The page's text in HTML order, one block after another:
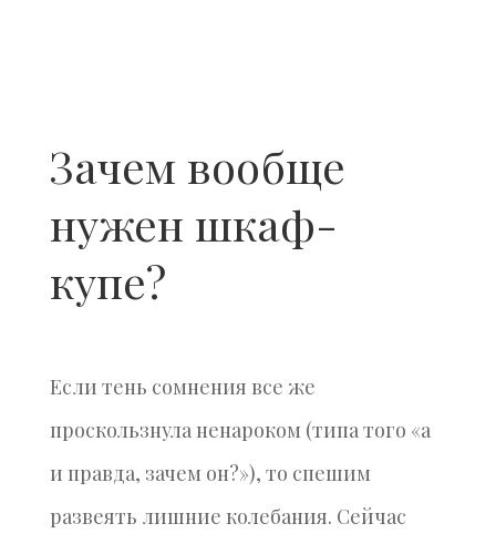
Зачем вообще
нужен шкаф-
купе?
Если тень сомнения все же
проскользнула ненароком (типа того «а
и правда, зачем он?»), то спешим
развеять лишние колебания. Сейчас